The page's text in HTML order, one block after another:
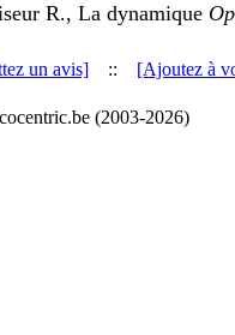
R., La dynamique
un avis] :: [Ajoutez à
(2003-2026)